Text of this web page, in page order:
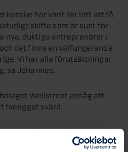
kanske har varit för lätt att få
skifte som är sunt för
nya, duktiga entreprenörer i
det finns en välfungerande
Vi har alla förutsättningar
sa Johannes.
Wellstreet ansåg att
tveeggat svärd.
är på höga nivåer.
kris gå till spillo. Vi ser ett skifte